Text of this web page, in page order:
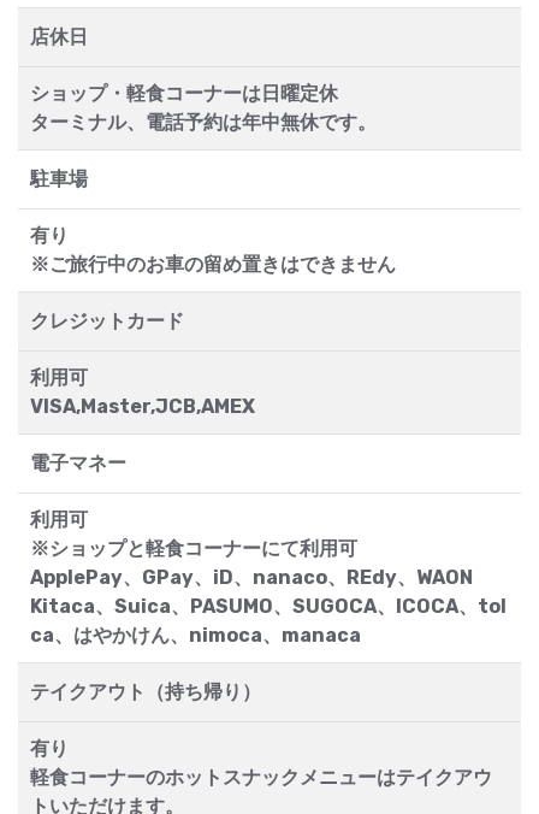
店休日
ショップ・軽食コーナーは日曜定休
ターミナル、電話予約は年中無休です。
駐車場
有り
※ご旅行中のお車の留め置きはできません
クレジットカード
利用可
VISA,Master,JCB,AMEX
電子マネー
利用可
※ショップと軽食コーナーにて利用可
ApplePay、GPay、iD、nanaco、REdy、WAON
Kitaca、Suica、PASUMO、SUGOCA、ICOCA、tol
ca、はやかけん、nimoca、manaca
テイクアウト（持ち帰り）
有り
軽食コーナーのホットスナックメニューはテイクアウ
トいただけます。